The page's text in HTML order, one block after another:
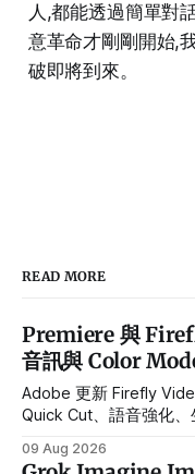
人,都能透過簡單對
意革命才剛剛開始,
破即將到來。
READ MORE
Premiere 與
音訊與 Color
Adobe 更新 Firefly
Quick Cut、語音強化
09 Aug 2026